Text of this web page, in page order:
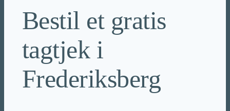
Bestil et gratis
tagtjek i
Frederiksberg